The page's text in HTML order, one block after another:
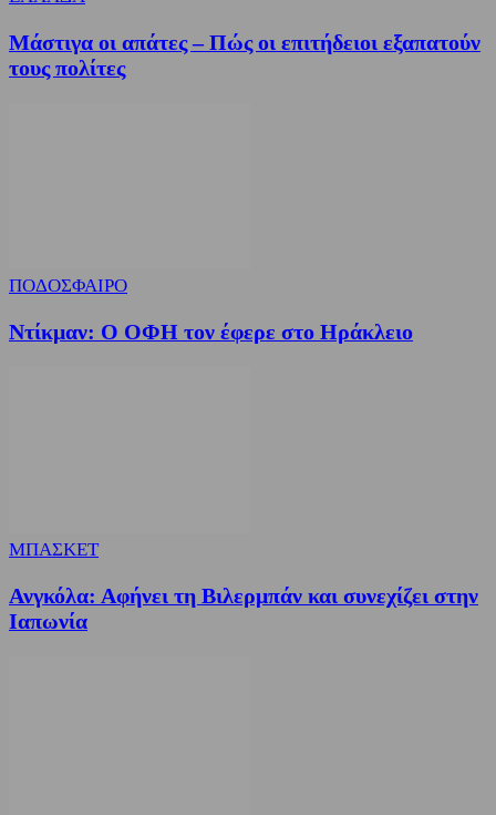
Μάστιγα οι απάτες – Πώς οι επιτήδειοι εξαπατούν
τους πολίτες
ΠΟΔΟΣΦΑΙΡΟ
Ντίκμαν: Ο ΟΦΗ τον έφερε στο Ηράκλειο
ΜΠΑΣΚΕΤ
Ανγκόλα: Αφήνει τη Βιλερμπάν και συνεχίζει στην
Ιαπωνία